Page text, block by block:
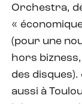
Orchestra,
«
(pour une
hors
des
aussi à